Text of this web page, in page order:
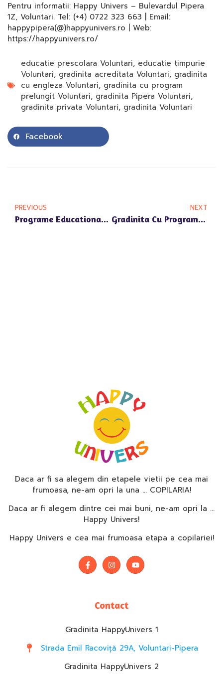
Pentru informatii: Happy Univers – Bulevardul Pipera
1Z, Voluntari. Tel: (+4) 0722 323 663 | Email:
happypipera(@)happyunivers.ro | Web:
https://happyunivers.ro/
educatie prescolara Voluntari, educatie timpurie
Voluntari, gradinita acreditata Voluntari, gradinita
cu engleza Voluntari, gradinita cu program
prelungit Voluntari, gradinita Pipera Voluntari,
gradinita privata Voluntari, gradinita Voluntari
Facebook
PREVIOUS
Programe Educationale Personalizate Pentru Cei Mici In Zona Scoala Americana Si Pipera Plaza
NEXT
Gradinita Cu Program Prelungit Voluntari – Sprijin Esential Pentru Familiile Ocupate Din Zona Aviatiei
Daca ar fi sa alegem din etapele vietii pe cea mai
frumoasa, ne-am opri la una … COPILARIA!
Daca ar fi alegem dintre cei mai buni, ne-am opri la …
Happy Univers!
Happy Univers e cea mai frumoasa etapa a copilariei!
Contact
Gradinita HappyUnivers 1
Strada Emil Racoviță 29A, Voluntari-Pipera
Gradinita HappyUnivers 2